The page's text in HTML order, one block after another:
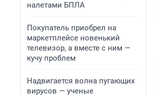
налетами БПЛА
Покупатель приобрел на
маркетплейсе новенький
телевизор, а вместе с ним —
кучу проблем
Надвигается волна пугающих
вирусов — ученые